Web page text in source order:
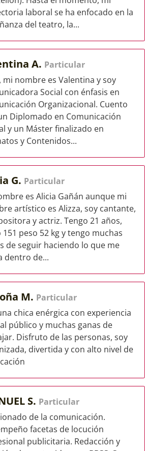
laboral se ha enfocado en la
del teatro, la...
A. Particular
mi nombre es Valentina y soy
Social con énfasis en
Organizacional. Cuento
Diplomado en Comunicación
y un Máster finalizado en
y Contenidos...
G. Particular
es Alicia Gañán aunque mi
artístico es Alizza, soy cantante,
y actriz. Tengo 21 años,
151 peso 52 kg y tengo muchas
de seguir haciendo lo que me
dentro de...
M. Particular
chica enérgica con experiencia
público y muchas ganas de
Disfruto de las personas, soy
divertida y con alto nivel de
S. Particular
de la comunicación.
facetas de locución
publicitaria. Redacción y